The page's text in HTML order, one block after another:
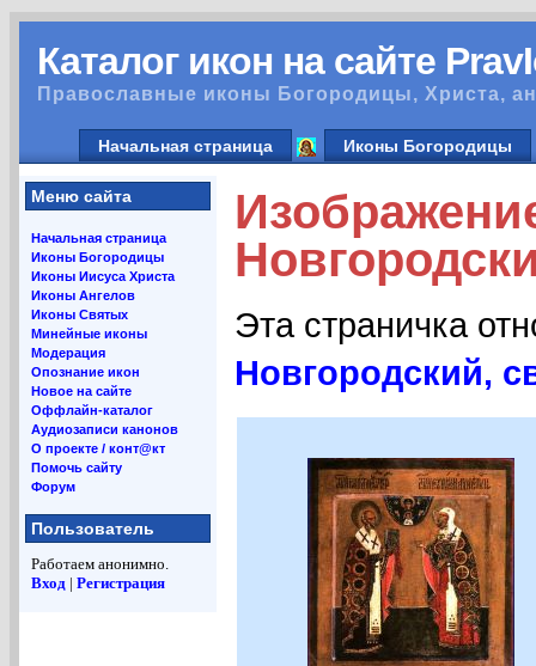
Каталог икон на сайте
Православные иконы Богородицы, Христа,
Начальная страница Иконы Богородицы
Меню сайта
Начальная страница
Иконы Богородицы
Иконы Иисуса Христа
Иконы Ангелов
Иконы Святых
Минейные иконы
Модерация
Опознание икон
Новое на сайте
Оффлайн-каталог
Аудиозаписи канонов
О проекте / конт@кт
Помочь сайту
Форум
Пользователь
Работаем анонимно.
Вход | Регистрация
Эта страничка
Новгородский,